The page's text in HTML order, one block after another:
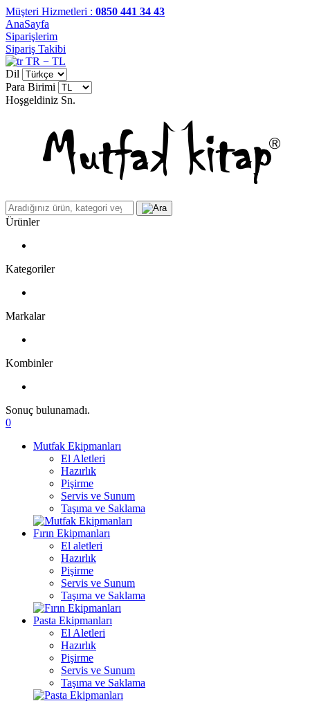
Müşteri Hizmetleri : 0850 441 34 43
AnaSayfa
Siparişlerim
Sipariş Takibi
TR − TL
Dil
Para Birimi
Hoşgeldiniz Sn.
Ürünler
Kategoriler
Markalar
Kombinler
Sonuç bulunamadı.
0
Mutfak Ekipmanları
El Aletleri
Hazırlık
Pişirme
Servis ve Sunum
Taşıma ve Saklama
Fırın Ekipmanları
El aletleri
Hazırlık
Pişirme
Servis ve Sunum
Taşıma ve Saklama
Pasta Ekipmanları
El Aletleri
Hazırlık
Pişirme
Servis ve Sunum
Taşıma ve Saklama